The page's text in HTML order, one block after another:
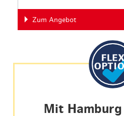
Zum Angebot
Mit